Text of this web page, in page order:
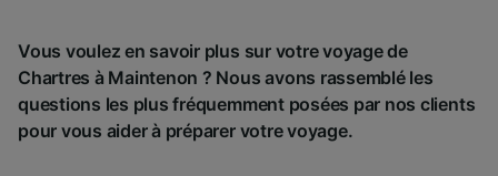
Vous voulez en savoir plus sur votre voyage de
Chartres à Maintenon ? Nous avons rassemblé les
questions les plus fréquemment posées par nos clients
pour vous aider à préparer votre voyage.